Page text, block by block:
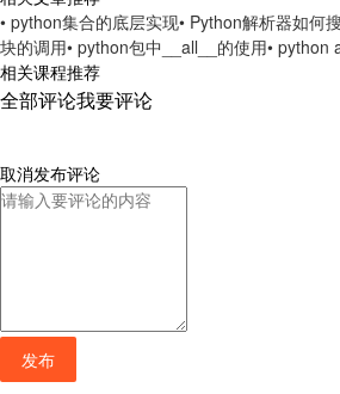
• python集合的底层实现• Python解析器如何
块的调用• python包中__all__的使用• python
相关课程推荐
全部评论我要评论
取消发布评论
发布